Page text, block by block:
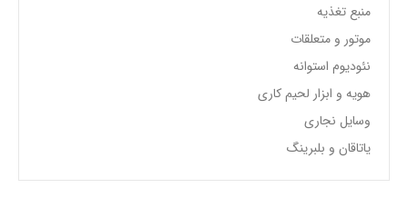
منبع تغذیه
موتور و متعلقات
نئودیوم استوانه
هویه و ابزار لحیم کاری
وسایل نجاری
یاتاقان و بلبرینگ